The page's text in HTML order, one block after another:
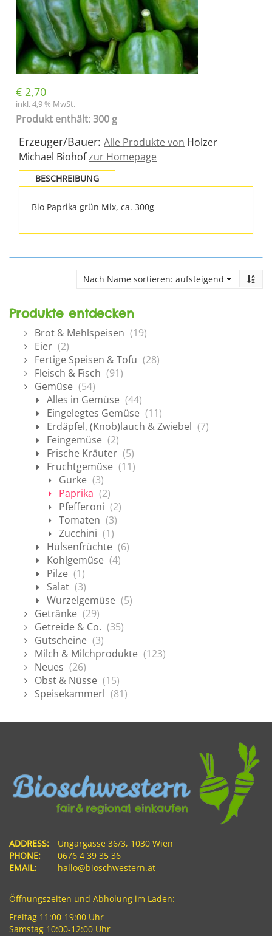
€ 2,70
inkl. 4,9 % MwSt.
Produkt enthält: 300 g
Erzeuger/Bauer: Alle Produkte von Holzer
Michael Biohofzur Homepage
BESCHREIBUNG
Bio Paprika grün Mix, ca. 300g
Produkte entdecken
Brot & Mehlspeisen (19)
Eier (2)
Fertige Speisen & Tofu (28)
Fleisch & Fisch (91)
Gemüse (54)
Alles in Gemüse (44)
Eingelegtes Gemüse (11)
Erdäpfel, (Knob)lauch & Zwiebel (7)
Feingemüse (2)
Frische Kräuter (5)
Fruchtgemüse (11)
Gurke (3)
Paprika (2)
Pfefferoni (2)
Tomaten (3)
Zucchini (1)
Hülsenfrüchte (6)
Kohlgemüse (4)
Pilze (1)
Salat (3)
Wurzelgemüse (5)
Getränke (29)
Getreide & Co. (35)
Gutscheine (3)
Milch & Milchprodukte (123)
Neues (26)
Obst & Nüsse (15)
Speisekammerl (81)
ADDRESS:
Ungargasse 36/3, 1030 Wien
PHONE:
0676 4 39 35 36
EMAIL:
hallo@bioschwestern.at
Öffnungszeiten und Abholung im Laden:
Freitag 11:00-19:00 Uhr
Samstag 10:00-12:00 Uhr